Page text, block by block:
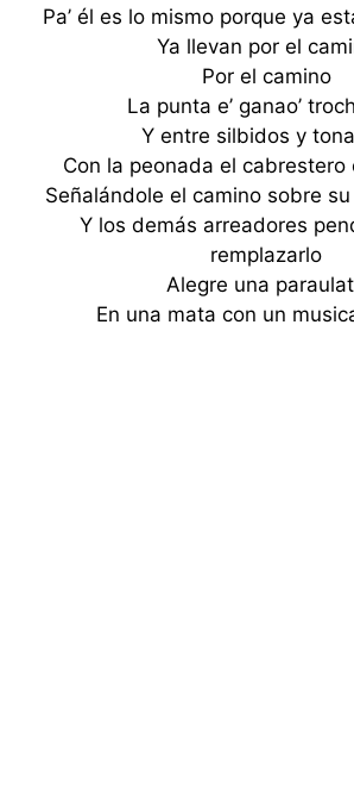
Pa’ él es lo mismo porque ya
Ya llevan por el
Por el camino
La punta e’ ganao’
Y entre silbidos y
Con la peonada el cabrestero
Señalándole el camino sobre
Y los demás arreadores
remplazarlo
Alegre una
En una mata con un